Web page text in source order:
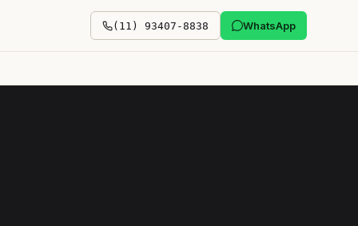
(11) 93407-8838 WhatsApp